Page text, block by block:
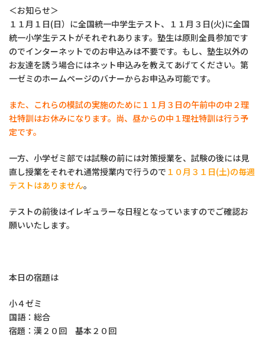
＜お知らせ＞
１１月１日(日）に全国統一中学生テスト、１１月３日(火)に全国
統一小学生テストがそれぞれあります。塾生は原則全員参加です
のでインターネットでのお申込みは不要です。もし、塾生以外の
お友達を誘う場合にはネット申込みを教えてあげてください。第
一ゼミのホームページのバナーからお申込み可能です。
また、これらの模試の実施のために１１月３日の午前中の中２理
社特訓はお休みになります。尚、昼からの中１理社特訓は行う予
定です。
一方、小学ゼミ部では試験の前には対策授業を、試験の後には見
直し授業をそれぞれ通常授業内で行うので １０月３１日(土)の毎週
テストはありません。
テストの前後はイレギュラーな日程となっていますのでご確認お
願いいたします。
本日の宿題は
小４ゼミ
国語：総合
宿題：漢２０回 基本２０回